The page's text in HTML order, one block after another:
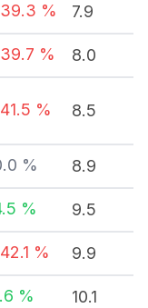
% 7.9
% 8.0
% 8.5
% 8.9
% 9.5
% 9.9
% 10.1